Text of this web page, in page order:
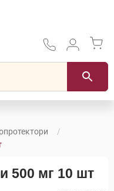
500 мг 10 шт